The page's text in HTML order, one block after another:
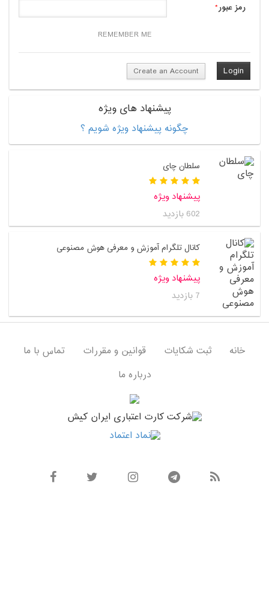
رمز عبور*
REMEMBER ME
Create an Account
پیشنهاد های ویژه
چگونه پیشنهاد ویژه شویم ؟
سلطان چای
پیشنهاد ویژه
602 بازدید
کانال تلگرام آموزش و معرفی هوش مصنوعی
پیشنهاد ویژه
7 بازدید
خانه ثبت شکایات قوانین و مقررات
تماس با ما
درباره ما